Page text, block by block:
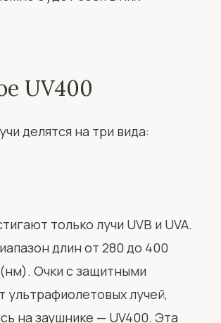
UV400
делятся на три вида:
только лучи UVB и UVA.
длин от 280 до 400
Очки с защитными
ультрафиолетовых лучей,
на заушнике — UV400. Эта